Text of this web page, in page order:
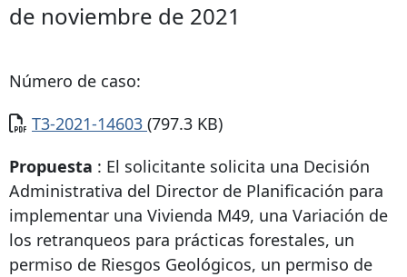
de noviembre de 2021
Número de caso:
Documento
T3-2021-14603 (797.3 KB)
Propuesta : El solicitante solicita una Decisión
Administrativa del Director de Planificación para
implementar una Vivienda M49, una Variación de
los retranqueos para prácticas forestales, un
permiso de Riesgos Geológicos, un permiso de